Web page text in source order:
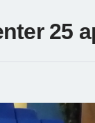
25